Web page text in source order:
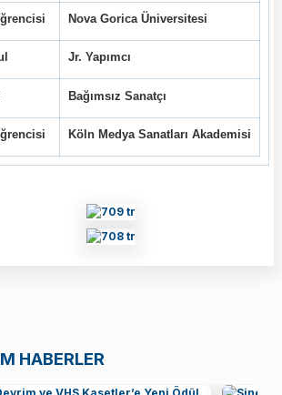
Nova Gorica Üniversitesi
Jr. Yapımcı
Bağımsız Sanatçı
Köln Medya Sanatları Akademisi
HABERLER